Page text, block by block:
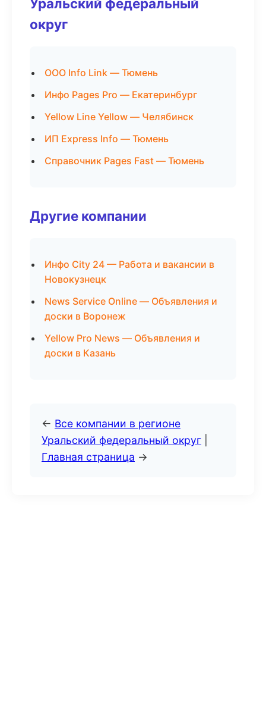
Уральский федеральный
округ
ООО Info Link — Тюмень
Инфо Pages Pro — Екатеринбург
Yellow Line Yellow — Челябинск
ИП Express Info — Тюмень
Справочник Pages Fast — Тюмень
Другие компании
Инфо City 24 — Работа и вакансии в
Новокузнецк
News Service Online — Объявления и
доски в Воронеж
Yellow Pro News — Объявления и
доски в Казань
← Все компании в регионе
Уральский федеральный округ
Главная страница →